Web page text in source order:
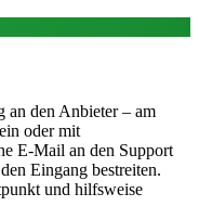
an den Anbieter – am
oder mit
E-Mail an den Support
Eingang bestreiten.
und hilfsweise